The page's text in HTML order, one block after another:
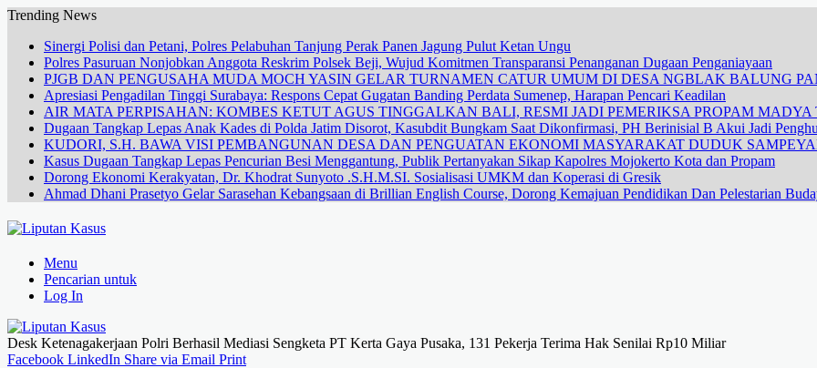
Trending News
Sinergi Polisi dan Petani, Polres Pelabuhan Tanjung Perak Panen Jagung Pulut Ketan Ungu
Polres Pasuruan Nonjobkan Anggota Reskrim Polsek Beji, Wujud Komitmen Transparansi Penanganan Dugaan Penganiayaan
PJGB DAN PENGUSAHA MUDA MOCH YASIN GELAR TURNAMEN CATUR UMUM DI DESA NGBLAK BALUNG
Apresiasi Pengadilan Tinggi Surabaya: Respons Cepat Gugatan Banding Perdata Sumenep, Harapan Pencari Keadilan
AIR MATA PERPISAHAN: KOMBES KETUT AGUS TINGGALKAN BALI, RESMI JADI PEMERIKSA PROPAM
Dugaan Tangkap Lepas Anak Kades di Polda Jatim Disorot, Kasubdit Bungkam Saat Dikonfirmasi, PH Berinisial B Akui Jadi
KUDORI, S.H. BAWA VISI PEMBANGUNAN DESA DAN PENGUATAN EKONOMI MASYARAKAT DUDUK
Kasus Dugaan Tangkap Lepas Pencurian Besi Menggantung, Publik Pertanyakan Sikap Kapolres Mojokerto Kota dan Propam
Dorong Ekonomi Kerakyatan, Dr. Khodrat Sunyoto .S.H.M.SI. Sosialisasi UMKM dan Koperasi di Gresik
Ahmad Dhani Prasetyo Gelar Sarasehan Kebangsaan di Brillian English Course, Dorong Kemajuan Pendidikan Dan Pelestarian
Menu
Pencarian untuk
Log In
Desk Ketenagakerjaan Polri Berhasil Mediasi Sengketa PT Kerta Gaya Pusaka, 131 Pekerja Terima Hak Senilai Rp10 Miliar
Facebook LinkedIn Share via Email Print